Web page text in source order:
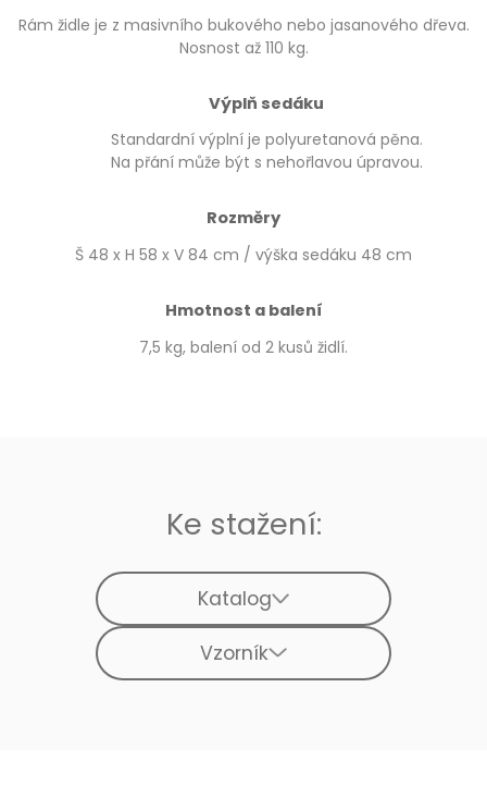
Rám židle je z masivního bukového nebo jasanového dřeva.
Nosnost až 110 kg.
Výplň sedáku
Standardní výplní je polyuretanová pěna.
Na přání může být s nehořlavou úpravou.
Rozměry
Š 48 x H 58 x V 84 cm / výška sedáku 48 cm
Hmotnost a balení
7,5 kg, balení od 2 kusů židlí.
Ke stažení:
Katalog
Vzorník